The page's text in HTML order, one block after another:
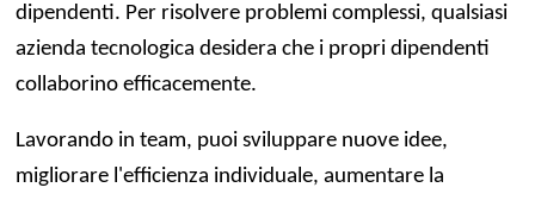
dipendenti. Per risolvere problemi complessi, qualsiasi
azienda tecnologica desidera che i propri dipendenti
collaborino efficacemente.
Lavorando in team, puoi sviluppare nuove idee,
migliorare l'efficienza individuale, aumentare la